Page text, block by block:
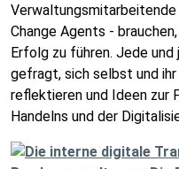
Verwaltungsmitarbeitende
Change Agents -
Erfolg zu führen. Jede
gefragt, sich selbst und
reflektieren und Ideen zur
Handelns und der